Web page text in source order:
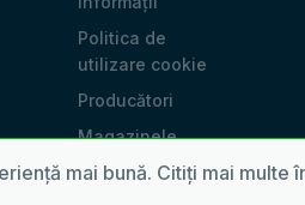
Politica de
utilizare cookie
Producători
Magazinele
noastre
mai bună. Citiți mai multe